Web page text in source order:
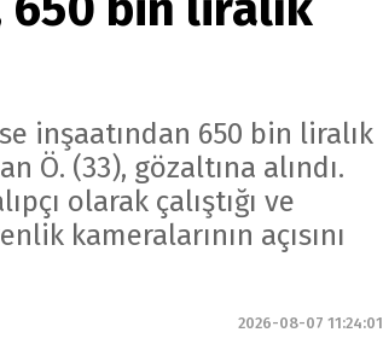
inşaatından 650 bin liralık
Ö. (33), gözaltına alındı.
olarak çalıştığı ve
kameralarının açısını
2026-08-07 11:24:01